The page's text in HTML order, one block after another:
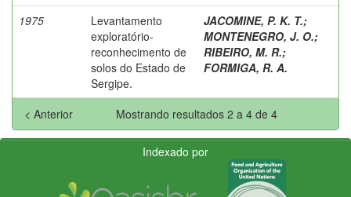
1975
Levantamento
exploratório-
reconhecimento de
solos do Estado de
Sergipe.
JACOMINE, P. K. T.;
MONTENEGRO, J. O.;
RIBEIRO, M. R.;
FORMIGA, R. A.
Mostrando resultados 2 a 4 de 4
< Anterior
Indexado por